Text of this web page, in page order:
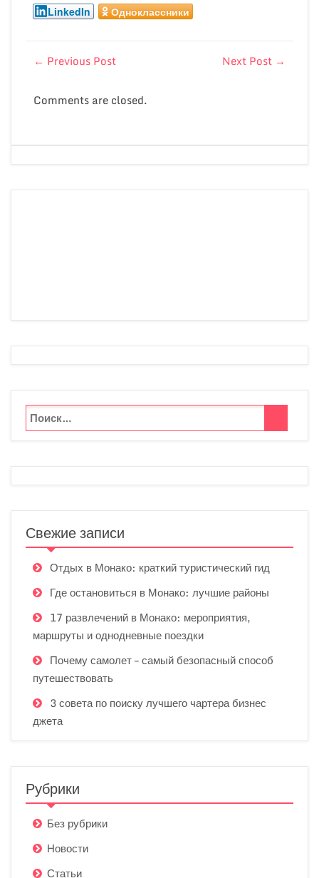
LinkedIn
Одноклассники
← Previous Post Next Post →
Comments are closed.
Свежие записи
Отдых в Монако: краткий туристический гид
Где остановиться в Монако: лучшие районы
17 развлечений в Монако: мероприятия,
маршруты и однодневные поездки
Почему самолет – самый безопасный способ
путешествовать
3 совета по поиску лучшего чартера бизнес
джета
Рубрики
Без рубрики
Новости
Статьи